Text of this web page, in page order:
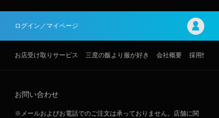
ログイン／マイページ
お店受け取りサービス 三度の飯より服が好き 会社概要 採用情報
お問い合わせ
※メールおよびお電話でのご注文は承っておりません。店舗に関